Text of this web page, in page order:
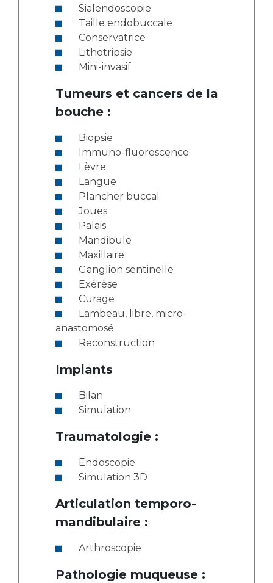
Sialendoscopie
Taille endobuccale
Conservatrice
Lithotripsie
Mini-invasif
Tumeurs et cancers de la
bouche :
Biopsie
Immuno-fluorescence
Lèvre
Langue
Plancher buccal
Joues
Palais
Mandibule
Maxillaire
Ganglion sentinelle
Exérèse
Curage
anastomosé
Reconstruction
Implants
Bilan
Simulation
Traumatologie :
Endoscopie
Simulation 3D
Articulation temporo-
mandibulaire :
Arthroscopie
Pathologie muqueuse :